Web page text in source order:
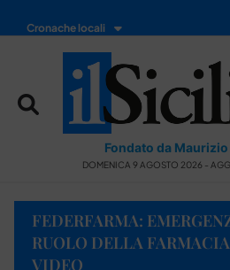
Cronache locali
Fondato da
DOMENICA 9 AGOSTO 2026 -
FEDERFARMA:
RUOLO DELLA
VIDEO